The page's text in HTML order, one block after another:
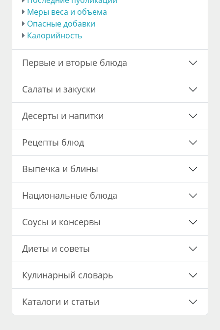
Меры веса и объема
Опасные добавки
Калорийность
Первые и вторые блюда
Салаты и закуски
Десерты и напитки
Рецепты блюд
Выпечка и блины
Национальные блюда
Соусы и консервы
Диеты и советы
Кулинарный словарь
Каталоги и статьи